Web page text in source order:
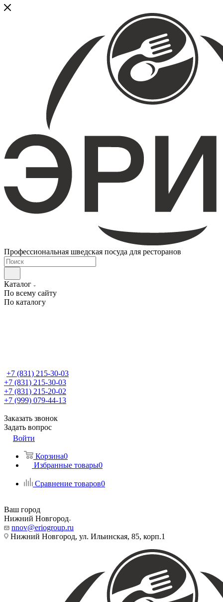
Профессиональная шведская посуда для ресторанов
Каталог
По всему сайту
По каталогу
+7 (831) 215-30-03
+7 (831) 215-30-03
+7 (831) 215-20-02
+7 (999) 079-44-13
Заказать звонок
Задать вопрос
Войти
Корзина0
Избранные товары0
Сравнение товаров0
Ваш город
Нижний Новгород
nnov@eriogroup.ru
Нижний Новгород, ул. Ильинская, 85, корп.1